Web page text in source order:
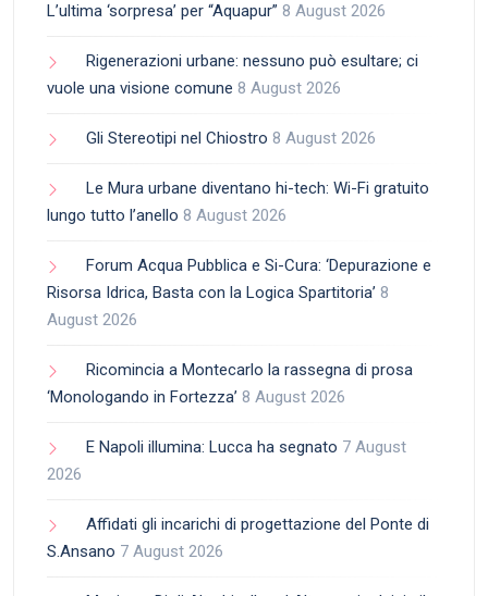
L’ultima ‘sorpresa’ per “Aquapur” 8 August 2026
Rigenerazioni urbane: nessuno può esultare; ci
vuole una visione comune 8 August 2026
Gli Stereotipi nel Chiostro 8 August 2026
Le Mura urbane diventano hi-tech: Wi-Fi gratuito
lungo tutto l’anello 8 August 2026
Forum Acqua Pubblica e Si-Cura: ‘Depurazione e
Risorsa Idrica, Basta con la Logica Spartitoria’ 8
August 2026
Ricomincia a Montecarlo la rassegna di prosa
‘Monologando in Fortezza’ 8 August 2026
E Napoli illumina: Lucca ha segnato 7 August
2026
Affidati gli incarichi di progettazione del Ponte di
S.Ansano 7 August 2026